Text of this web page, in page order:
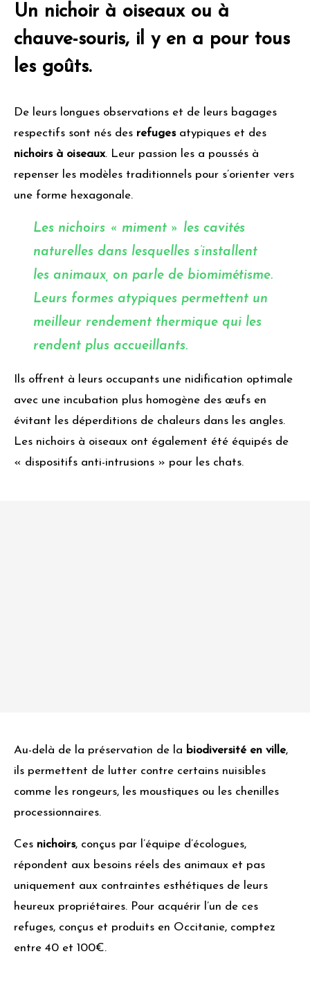
Un nichoir à oiseaux ou à
chauve-souris, il y en a pour tous
les goûts.
De leurs longues observations et de leurs bagages
respectifs sont nés des refugesatypiques et des
nichoirs à oiseaux. Leur passion les a poussés à
repenser les modèles traditionnels pour s’orienter vers
une forme hexagonale.
Les nichoirs « miment » les cavités
naturelles dans lesquelles s’installent
les animaux, on parle de biomimétisme.
Leurs formes atypiques permettent un
meilleur rendement thermique qui les
rendent plus accueillants.
Ils offrent à leurs occupants une nidification optimale
avec une incubation plus homogène des œufs en
évitant les déperditions de chaleurs dans les angles.
Les nichoirs à oiseaux ont également été équipés de
« dispositifs anti-intrusions » pour les chats.
Au-delà de la préservation de la biodiversité en ville,
ils permettent de lutter contre certains nuisibles
comme les rongeurs, les moustiques ou les chenilles
processionnaires.
Ces nichoirs, conçus par l’équipe d’écologues,
répondent aux besoins réels des animaux et pas
uniquement aux contraintes esthétiques de leurs
heureux propriétaires. Pour acquérir l’un de ces
refuges, conçus et produits en Occitanie, comptez
entre 40 et 100€.